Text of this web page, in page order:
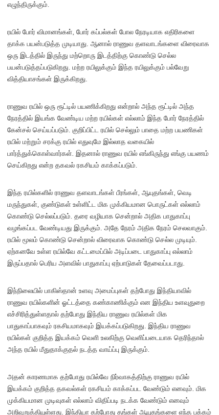
எழுந்திருக்கும்.
ரயில் போர் விமானங்கள், போர் கப்பல்கள் போல நேரடியாக எதிரிகளை
தாக்க பயன்படுத்த முடியாது. ஆனால் ராணுவ தளவாடங்களை விரைவாக
ஒரு இடத்தில் இருந்து மற்றொரு இடத்திற்கு கொண்டு செல்ல
பயன்படுத்தப்படுகிறது. மற்ற ரயிலுக்கும் இந்த ரயிலுக்கும் பல்வேறு
வித்தியாசங்கள் இருக்கிறது.
ராணுவ ரயில் ஒரு ரூட்டில் பயணிக்கிறது என்றால் அந்த ரூட்டில் அந்த
நேரத்தில் இயங்க வேண்டிய மற்ற ரயில்கள் எல்லாம் இந்த போர் நேரத்தில்
கேன்சல் செய்யப்படும். குறிப்பிட்ட ரயில் செல்லும் பாதை மற்ற பயணிகள்
ரயில் மற்றும் சரக்கு ரயில் எதுவுமே இல்லாத வகையில்
பார்த்துக்கொள்வார்கள். இதனால் ராணுவ ரயில் எங்கிருந்து எங்கு பயணம்
செய்கிறது என்ற தகவல் ரகசியம் காக்கப்படும்.
இந்த ரயில்களில் ராணுவ தளவாடங்கள் பீரங்கள், ஆயுதங்கள், வெடி
மருந்துகள், குண்டுகள் உள்ளிட்ட மிக முக்கியமான பொருட்கள் எல்லாம்
கொண்டு செல்லப்படும். தரை வழியாக சென்றால் அதிக பாதுகாப்பு
வழங்கப்பட வேண்டியது இருக்கும். அதே நேரம் அதிக நேரம் செலவாகும்.
ரயில் மூலம் கொண்டு சென்றால் விரைவாக கொண்டு செல்ல முடியும்.
ஏற்கனவே உள்ள ரயில்வே கட்டமைப்பில் அடிப்படை பாதுகாப்பு எல்லாம்
இருப்பதால் பெரிய அளவில் பாதுகாப்பு ஏற்பாடுகள் தேவைப்படாது.
இந்நிலையில் பாகிஸ்தான் உளவு அமைப்புகள் தற்போது இந்தியாவில்
ராணுவ ரயில்களின் ஓட்டத்தை கண்காணிக்கும் என இந்திய உளவுதுறை
எச்சிரித்துள்ளதால் தற்போது இந்திய ராணுவ ரயில்கள் மிக
பாதுகாப்பாகவும் ரகசியமாகவும் இயக்கப்படுகிறது. இந்திய ராணுவ
ரயில்கள் குறித்த இயக்கம் வெளி உலகிற்கு வெளிப்படையாக தெரிந்தால்
அந்த ரயில் மீதுதாக்குதல் நடத்த வாய்ப்பு இருக்கும்.
அதன் காரணமாக தற்போது ரயில்வே நிர்வாகத்திற்கு ராணுவ ரயில்
இயக்கம் குறித்த தகவல்கள் ரகசியம் காக்கப்பட வேண்டும் எனவும். மிக
முக்கியமான முடிவுகள் எல்லாம் விதிப்படி நடக்க வேண்டும் எனவும்
அறிவுறுத்தியுள்ளது. இந்தியா தற்போது தங்கள் ஆயுதங்களை எந்த பக்கம்